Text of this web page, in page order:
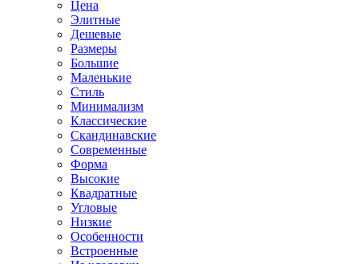
Цена
Элитные
Дешевые
Размеры
Большие
Маленькие
Стиль
Минимализм
Классические
Скандинавские
Современные
Форма
Высокие
Квадратные
Угловые
Низкие
Особенности
Встроенные